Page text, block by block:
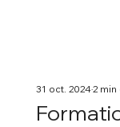
31 oct. 20242